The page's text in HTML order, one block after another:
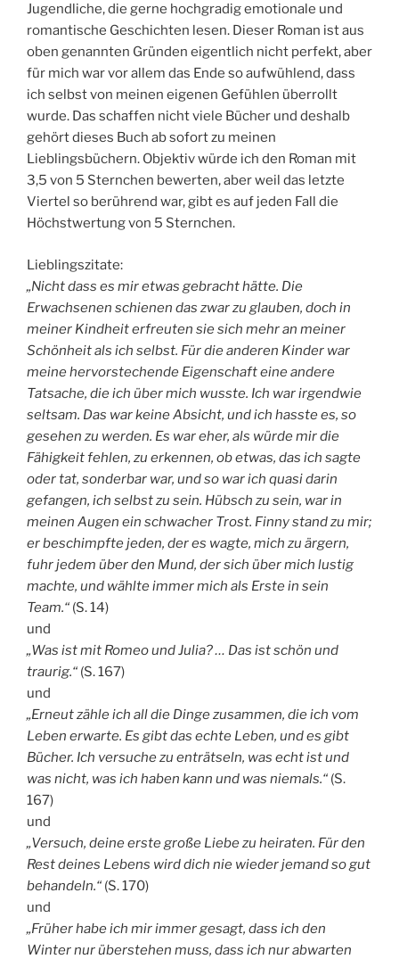
Jugendliche, die gerne hochgradig emotionale und
romantische Geschichten lesen. Dieser Roman ist aus
oben genannten Gründen eigentlich nicht perfekt, aber
für mich war vor allem das Ende so aufwühlend, dass
ich selbst von meinen eigenen Gefühlen überrollt
wurde. Das schaffen nicht viele Bücher und deshalb
gehört dieses Buch ab sofort zu meinen
Lieblingsbüchern. Objektiv würde ich den Roman mit
3,5 von 5 Sternchen bewerten, aber weil das letzte
Viertel so berührend war, gibt es auf jeden Fall die
Höchstwertung von 5 Sternchen.
Lieblingszitate:
„Nicht dass es mir etwas gebracht hätte. Die
Erwachsenen schienen das zwar zu glauben, doch in
meiner Kindheit erfreuten sie sich mehr an meiner
Schönheit als ich selbst. Für die anderen Kinder war
meine hervorstechende Eigenschaft eine andere
Tatsache, die ich über mich wusste. Ich war irgendwie
seltsam. Das war keine Absicht, und ich hasste es, so
gesehen zu werden. Es war eher, als würde mir die
Fähigkeit fehlen, zu erkennen, ob etwas, das ich sagte
oder tat, sonderbar war, und so war ich quasi darin
gefangen, ich selbst zu sein. Hübsch zu sein, war in
meinen Augen ein schwacher Trost. Finny stand zu mir;
er beschimpfte jeden, der es wagte, mich zu ärgern,
fuhr jedem über den Mund, der sich über mich lustig
machte, und wählte immer mich als Erste in sein
Team.“ (S. 14)
und
„Was ist mit Romeo und Julia? … Das ist schön und
traurig.“ (S. 167)
und
„Erneut zähle ich all die Dinge zusammen, die ich vom
Leben erwarte. Es gibt das echte Leben, und es gibt
Bücher. Ich versuche zu enträtseln, was echt ist und
was nicht, was ich haben kann und was niemals.“ (S.
167)
und
„Versuch, deine erste große Liebe zu heiraten. Für den
Rest deines Lebens wird dich nie wieder jemand so gut
behandeln.“ (S. 170)
und
„Früher habe ich mir immer gesagt, dass ich den
Winter nur überstehen muss, dass ich nur abwarten